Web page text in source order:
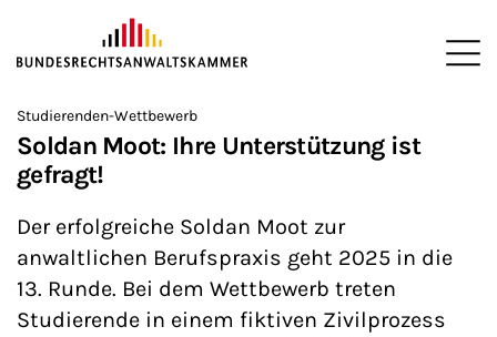
ZUM HAUPTINHALT SPRINGEN
Sie befinden sich hier:
>
Startseite
>
Newsroom
Studierenden-Wettbewerb
Soldan Moot: Ihre Unterstützung ist
gefragt!
Der erfolgreiche Soldan Moot zur
anwaltlichen Berufspraxis geht 2025 in die
13. Runde. Bei dem Wettbewerb treten
Studierende in einem fiktiven Zivilprozess